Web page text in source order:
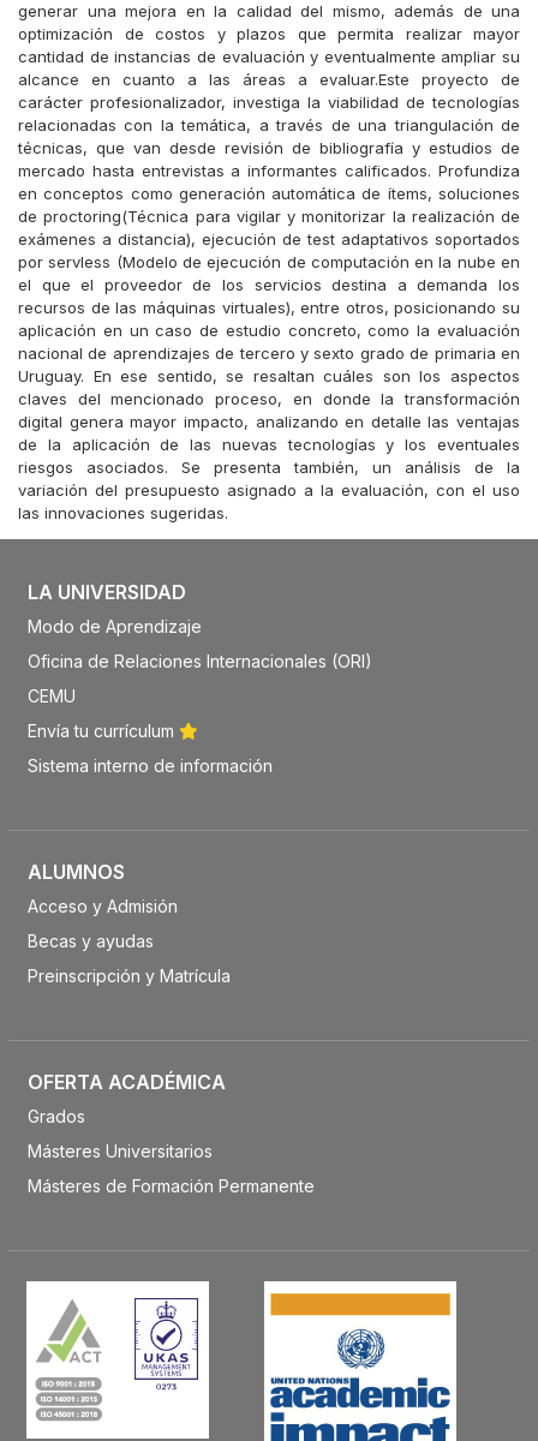
generar una mejora en la calidad del mismo, además de una
optimización de costos y plazos que permita realizar mayor
cantidad de instancias de evaluación y eventualmente ampliar su
alcance en cuanto a las áreas a evaluar.Este proyecto de
carácter profesionalizador, investiga la viabilidad de tecnologías
relacionadas con la temática, a través de una triangulación de
técnicas, que van desde revisión de bibliografía y estudios de
mercado hasta entrevistas a informantes calificados. Profundiza
en conceptos como generación automática de ítems, soluciones
de proctoring(Técnica para vigilar y monitorizar la realización de
exámenes a distancia), ejecución de test adaptativos soportados
por servless (Modelo de ejecución de computación en la nube en
el que el proveedor de los servicios destina a demanda los
recursos de las máquinas virtuales), entre otros, posicionando su
aplicación en un caso de estudio concreto, como la evaluación
nacional de aprendizajes de tercero y sexto grado de primaria en
Uruguay. En ese sentido, se resaltan cuáles son los aspectos
claves del mencionado proceso, en donde la transformación
digital genera mayor impacto, analizando en detalle las ventajas
de la aplicación de las nuevas tecnologías y los eventuales
riesgos asociados. Se presenta también, un análisis de la
variación del presupuesto asignado a la evaluación, con el uso
las innovaciones sugeridas.
LA UNIVERSIDAD
Modo de Aprendizaje
Oficina de Relaciones Internacionales (ORI)
CEMU
Envía tu currículum
Sistema interno de información
ALUMNOS
Acceso y Admisión
Becas y ayudas
Preinscripción y Matrícula
OFERTA ACADÉMICA
Grados
Másteres Universitarios
Másteres de Formación Permanente